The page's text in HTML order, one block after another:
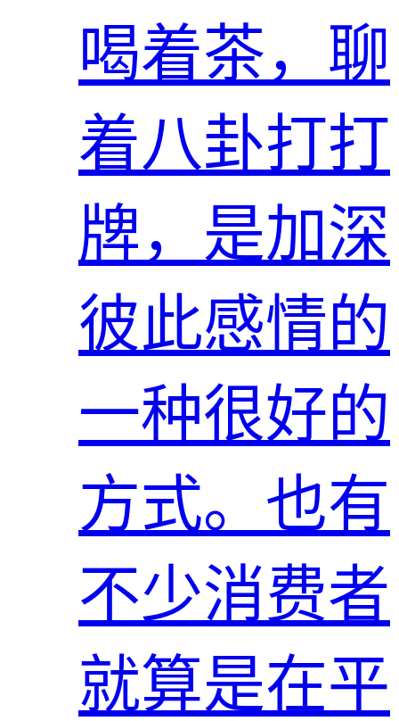
喝着茶，聊
着八卦打打
牌，是加深
彼此感情的
一种很好的
方式。也有
不少消费者
就算是在平